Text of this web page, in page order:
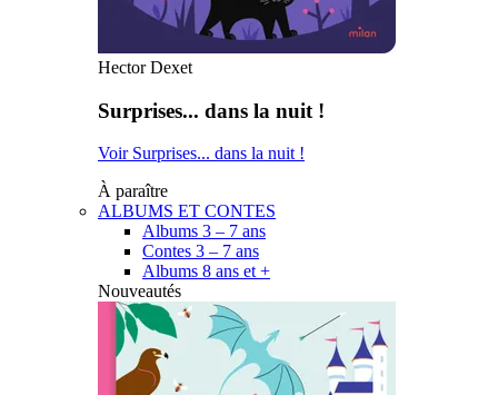
Hector Dexet
Surprises... dans la nuit !
Voir Surprises... dans la nuit !
À paraître
ALBUMS ET CONTES
Albums 3 – 7 ans
Contes 3 – 7 ans
Albums 8 ans et +
Nouveautés